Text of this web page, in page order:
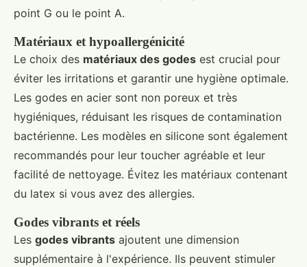
point G ou le point A.
Matériaux et hypoallergénicité
Le choix des matériaux des godes est crucial pour
éviter les irritations et garantir une hygiène optimale.
Les godes en acier sont non poreux et très
hygiéniques, réduisant les risques de contamination
bactérienne. Les modèles en silicone sont également
recommandés pour leur toucher agréable et leur
facilité de nettoyage. Évitez les matériaux contenant
du latex si vous avez des allergies.
Godes vibrants et réels
Les godes vibrants ajoutent une dimension
supplémentaire à l'expérience. Ils peuvent stimuler